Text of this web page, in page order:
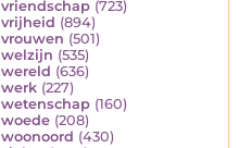
vriendschap (723)
vrijheid (894)
vrouwen (501)
welzijn (535)
wereld (636)
werk (227)
wetenschap (160)
woede (208)
woonoord (430)